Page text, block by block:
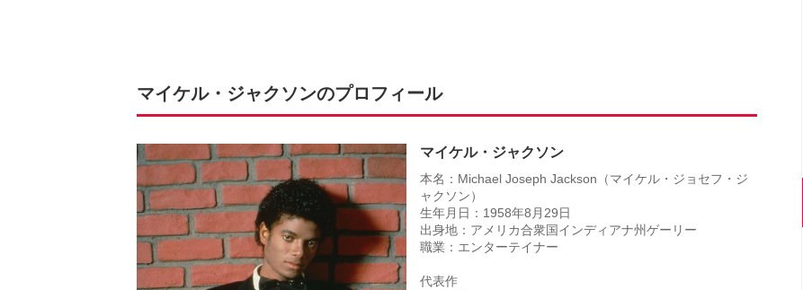
マイケル・ジャクソンのプロフィール
マイケル・ジャクソン
本名：Michael Joseph Jackson（マイケル・ジョセフ・ジ
ャクソン）
生年月日：1958年8月29日
出身地：アメリカ合衆国インディアナ州ゲーリー
職業：エンターテイナー
代表作